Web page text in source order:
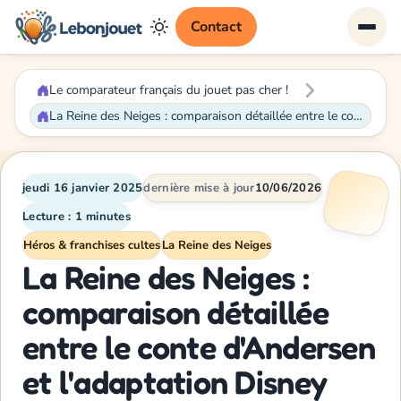
Contact
Le comparateur français du jouet pas cher !
La Reine des Neiges : comparaison détaillée entre le conte d'Andersen et l'adaptation Disney
jeudi 16 janvier 2025dernière mise à jour10/06/2026
Lecture : 1 minutes
Héros & franchises cultesLa Reine des Neiges
La Reine des Neiges :
comparaison détaillée
entre le conte d'Andersen
et l'adaptation Disney